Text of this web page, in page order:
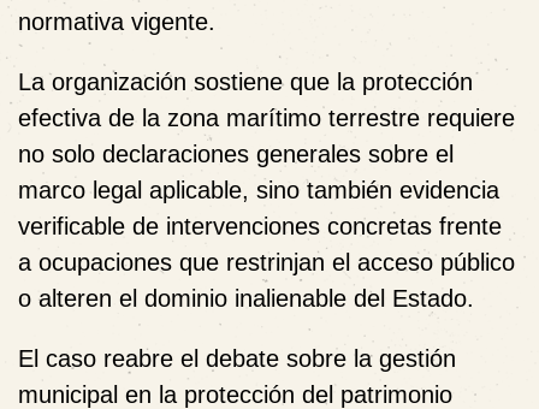
normativa vigente.
La organización sostiene que la protección
efectiva de la zona marítimo terrestre requiere
no solo declaraciones generales sobre el
marco legal aplicable, sino también evidencia
verificable de intervenciones concretas frente
a ocupaciones que restrinjan el acceso público
o alteren el dominio inalienable del Estado.
El caso reabre el debate sobre la gestión
municipal en la protección del patrimonio